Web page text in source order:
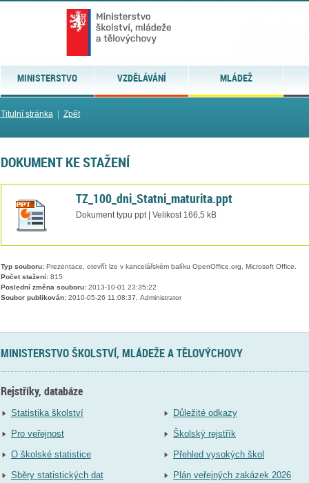
MINISTERSTVO VZDĚLÁVÁNÍ MLÁDEŽ
Titulní stránka| Zpět
DOKUMENT KE STAŽENÍ
TZ_100_dni_Statni_maturita.ppt
Dokument typu ppt | Velikost 166,5 kB
Typ souboru:Prezentace, otevřít lze v kancelářském balíku OpenOffice.org, Microsoft Office.
Počet stažení:815
Poslední změna souboru:2013-10-01 23:35:22
Soubor publikován:2010-05-26 11:08:37, Administrator
MINISTERSTVO ŠKOLSTVÍ, MLÁDEŽE A TĚLOVÝCHOVY
Rejstříky, databáze
Statistika školství
Pro veřejnost
O školské statistice
Sběry statistických dat
Důležité odkazy
Školský rejstřík
Přehled vysokých škol
Plán veřejných zakázek 2026